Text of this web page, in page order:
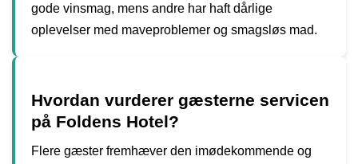
gode vinsmag, mens andre har haft dårlige
oplevelser med maveproblemer og smagsløs mad.
Hvordan vurderer gæsterne servicen
på Foldens Hotel?
Flere gæster fremhæver den imødekommende og